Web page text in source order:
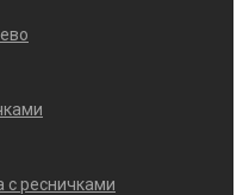
с ресничками